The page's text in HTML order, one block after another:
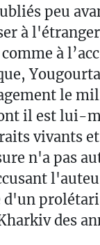
peu
à
à
le
il est lui-
vivants
n'a pas
d'un
des